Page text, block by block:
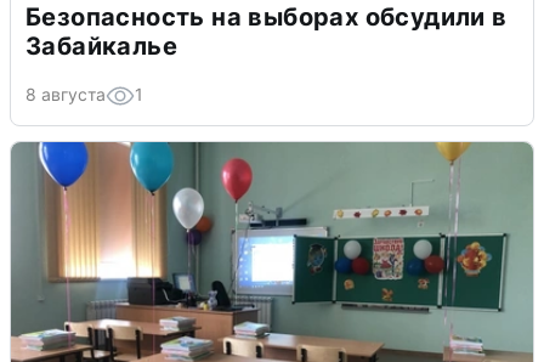
Безопасность на выборах обсудили в
Забайкалье
8 августа 1